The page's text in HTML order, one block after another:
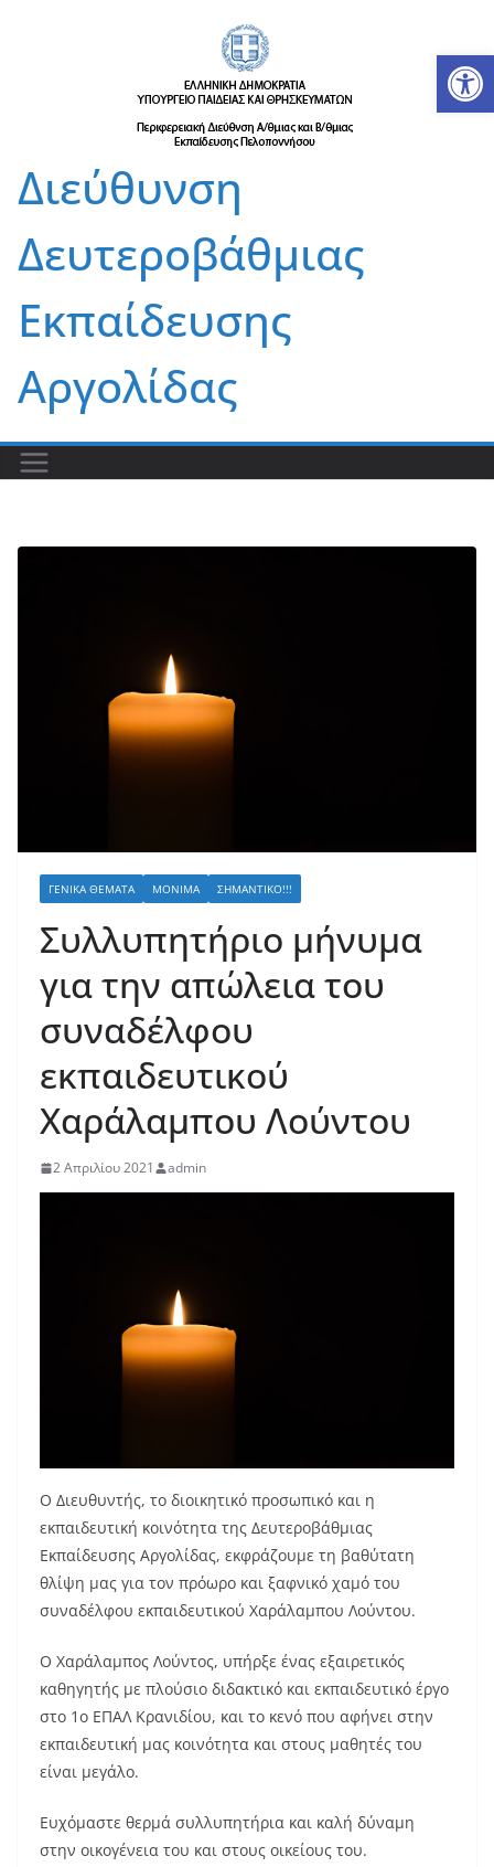
Διεύθυνση
Δευτεροβάθμιας
Εκπαίδευσης
Αργολίδας
ΓΕΝΙΚΆ ΘΈΜΑΤΑ ΜΌΝΙΜΑ ΣΗΜΑΝΤΙΚΌ!!!
Συλλυπητήριο μήνυμα
για την απώλεια του
συναδέλφου
εκπαιδευτικού
Χαράλαμπου Λούντου
2 Απριλίου 2021 admin
Ο Διευθυντής, το διοικητικό προσωπικό και η
εκπαιδευτική κοινότητα της Δευτεροβάθμιας
Εκπαίδευσης Αργολίδας, εκφράζουμε τη βαθύτατη
θλίψη μας για τον πρόωρο και ξαφνικό χαμό του
συναδέλφου εκπαιδευτικού Χαράλαμπου Λούντου.
Ο Χαράλαμπος Λούντος, υπήρξε ένας εξαιρετικός
καθηγητής με πλούσιο διδακτικό και εκπαιδευτικό έργο
στο 1ο ΕΠΑΛ Κρανιδίου, και το κενό που αφήνει στην
εκπαιδευτική μας κοινότητα και στους μαθητές του
είναι μεγάλο.
Ευχόμαστε θερμά συλλυπητήρια και καλή δύναμη
στην οικογένεια του και στους οικείους του.